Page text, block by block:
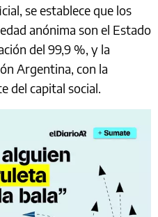
se establece que los
anónima son el Estado
del 99,9 %, y la
Argentina, con la
del capital social.